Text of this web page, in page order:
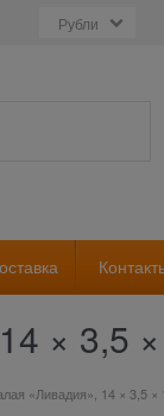
× 3,5
«Ливадия», 14 × 3,5 ×